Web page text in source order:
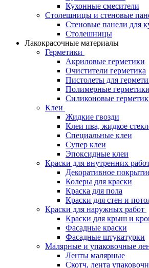
Кухонные смесители
Столешницы и стеновые
Стеновые панели для
Столешницы
Лакокрасочные материалы
Герметики
Акриловые герметики
Очистители герметика
Пистолеты для
Полимерные герметики
Силиконовые
Клеи
Жидкие гвозди
Клеи пва, жидкое
Специальные клеи
Супер клеи
Эпоксидные клеи
Краски для внутренних
Декоративное
Колеры для краски
Краска для пола
Краски для стен и
Краски для наружных работ
Краски для крыш и
Фасадные краски
Фасадные штукатурки
Малярные и упаковочные
Ленты малярные
Скотч, лента